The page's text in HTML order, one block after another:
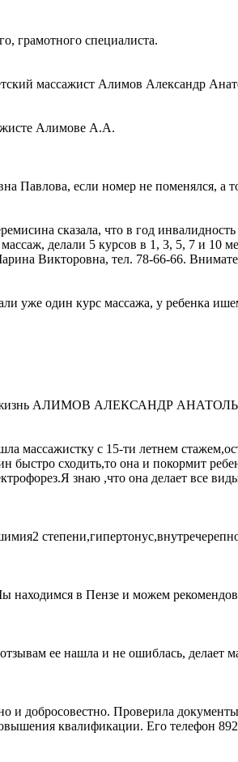
грамотного специалиста.
массажист Алимов Александр
Алимове А.А.
Павлова, если номер не поменялся, а
сказала, что в год
делали 5 курсов в 1, 3, 5, 7 и 10
Викторовна, тел. 78-66-66.
уже один курс массажа, у ребенка
все жизнь АЛИМОВ АЛЕКСАНДР
массажистку с 15-ти летнем
быстро сходить,то она и покормит
знаю ,что она делает все
в Пензе и можем
ее нашла и не ошиблась, делает
добросовестно. Проверила
квалификации. Его телефон